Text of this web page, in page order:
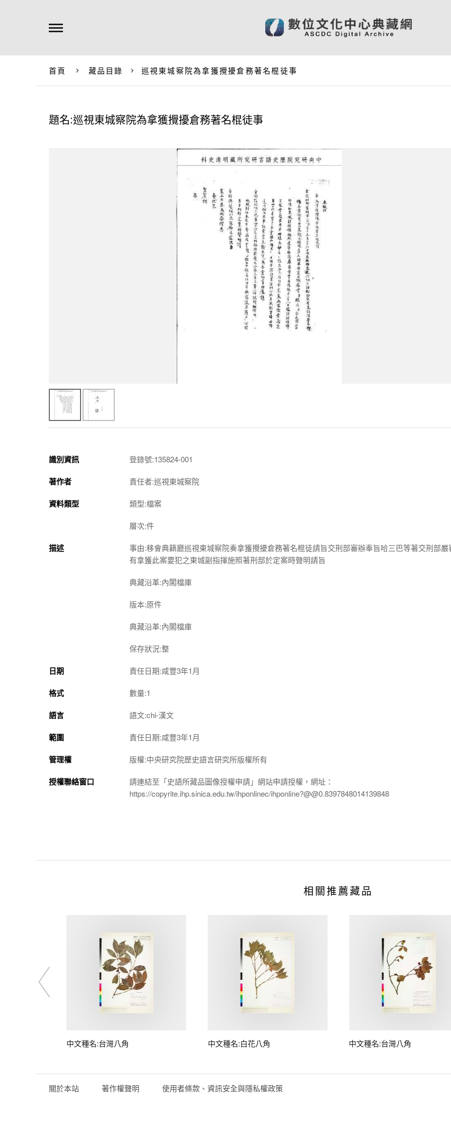
首頁 藏品目錄 巡視東城察院為拿獲攪擾倉務著名棍徒事
題名:巡視東城察院為拿獲攪擾倉務著名棍徒事
識別資訊 登錄號:135824-001
著作者 責任者:巡視東城察院
資料類型 類型:檔案
層次:件
描述
事由:移會典籍廳巡視東城察院奏拿獲攪擾倉務著名棍徒請旨交刑部審辦奉旨哈三巴等著交刑部嚴
有拿獲此案要犯之東城副指揮施照著刑部於定案時聲明請旨
典藏沿革:內閣檔庫
版本:原件
典藏沿革:內閣檔庫
保存狀況:整
日期 責任日期:咸豐3年1月
格式 數量:1
語言 語文:chi-漢文
範圍 責任日期:咸豐3年1月
管理權 版權:中央研究院歷史語言研究所版權所有
授權聯絡窗口
請連結至「史語所藏品圖像授權申請」網站申請授權，網址：
https://copyrite.ihp.sinica.edu.tw/ihponlinec/ihponline?@@0.8397848014139848
相關推薦藏品
中文種名:台灣八角 中文種名:白花八角 中文種名:台灣八角
關於本站 著作權聲明 使用者條款、資訊安全與隱私權政策